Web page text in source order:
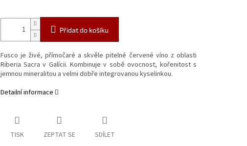
Přidat do košíku
Fusco je živé, přímočaré a skvěle pitelné červené víno z oblasti
Riberia Sacra v Galícii. Kombinuje v sobě ovocnost, kořenitost s
jemnou mineralitou a velmi dobře integrovanou kyselinkou.
Detailní informace
TISK ZEPTAT SE SDÍLET